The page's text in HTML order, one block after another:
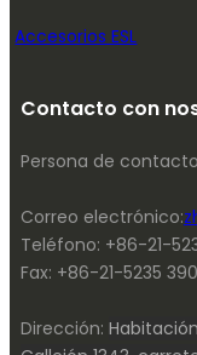
Accesorios ESL
Contacto con
Persona de
Correo electrónico:
Teléfono: +86-21-
Fax: +86-21-5235
Dirección: